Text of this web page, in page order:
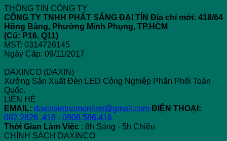
THÔNG TIN CÔNG TY
CÔNG TY TNHH PHÁT SÁNG ĐẠI TÍN Địa chỉ mới: 418/64
Hồng Bàng, Phường Minh Phụng, TP.HCM
(Cũ: P16, Q11)
MST: 0314726145
Ngày Cấp: 09/11/2017
DAXINCO (DAXIN)
Xưởng Sản Xuất Đèn LED Công Nghiệp Phân Phối Toàn
Quốc.
LIÊN HỆ
EMAIL: daxinvietnamonline@gmail.com ĐIỆN THOẠI:
082.2826 .418 - 0908.586.416
Thời Gian Làm Việc : 8h Sáng - 5h Chiều
CHÍNH SÁCH DAXINCO